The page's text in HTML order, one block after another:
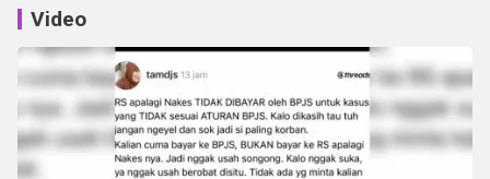
Video